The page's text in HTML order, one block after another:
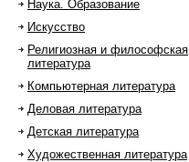
Наука. Образование
Искусство
Религиозная и философская
литература
Компьютерная литература
Деловая литература
Детская литература
Художественная литература